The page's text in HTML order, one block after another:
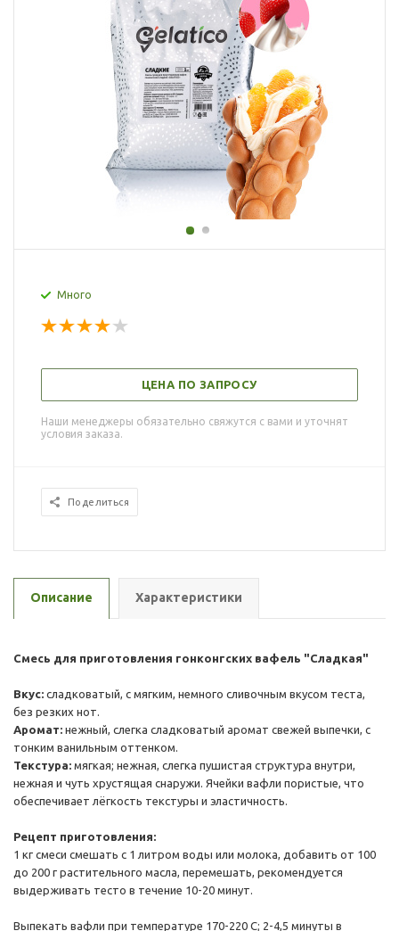
Много
ЦЕНА ПО ЗАПРОСУ
Наши менеджеры обязательно свяжутся с вами и уточнят
условия заказа.
Поделиться
Описание Характеристики
Смесь для приготовления гонконгских вафель "Сладкая"
Вкус: сладковатый, с мягким, немного сливочным вкусом теста,
без резких нот.
Аромат: нежный, слегка сладковатый аромат свежей выпечки, с
тонким ванильным оттенком.
Текстура: мягкая; нежная, слегка пушистая структура внутри,
нежная и чуть хрустящая снаружи. Ячейки вафли пористые, что
обеспечивает лёгкость текстуры и эластичность.
Рецепт приготовления:
1 кг смеси смешать с 1 литром воды или молока, добавить от 100
до 200 г растительного масла, перемешать, рекомендуется
выдерживать тесто в течение 10-20 минут.
Выпекать вафли при температуре 170-220 С; 2-4,5 минуты в